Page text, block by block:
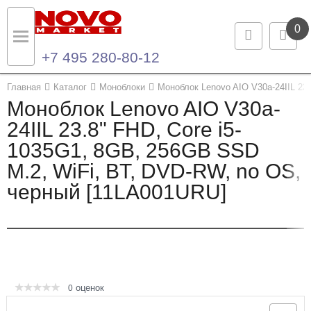
0
+7 495 280-80-12
Главная Каталог Моноблоки Моноблок Lenovo AIO V30a-24IIL
Моноблок Lenovo AIO V30a-
24IIL 23.8" FHD, Core i5-
1035G1, 8GB, 256GB SSD
M.2, WiFi, BT, DVD-RW, no OS,
черный [11LA001URU]
0 оценок
Назад
Каталог продукции
Ноутбуки и ультрабуки
Компьютеры
Назад
Контакты
Контактная информация